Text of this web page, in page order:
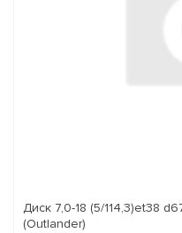
Диск 7,0-18 (5/114,3)et38
(Outlander)